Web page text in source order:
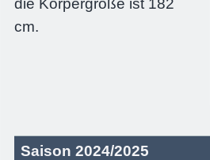
die Körpergröße ist 182
cm.
Saison 2024/2025